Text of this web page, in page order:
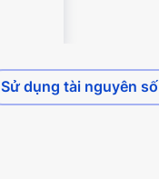
Sử dụng tài nguyên số